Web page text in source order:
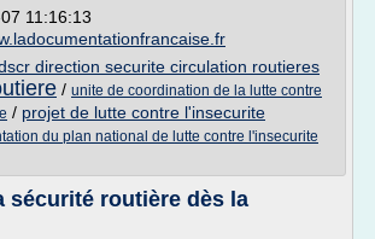
11:16:13
direction securite circulation routieres
/ unite de coordination de la lutte contre
/ projet de lutte contre l'insecurite
du plan national de lutte contre l'insecurite
sécurité routière dès la